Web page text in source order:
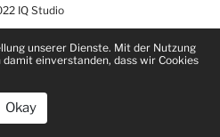
unserer Dienste. Mit der Nutzung
einverstanden, dass wir Cookies
Okay
IQ Studio